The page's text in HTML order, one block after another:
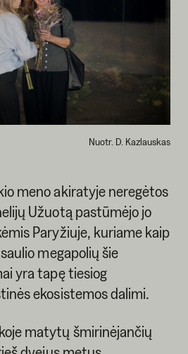
Nuotr. D. Kazlauskas
meno akiratyje neregėtos
Užuotą pastūmėjo jo
Paryžiuje, kuriame kaip
megapolių šie
yra tapę tiesiog
ekosistemos dalimi.
matytų šmirinėjančių